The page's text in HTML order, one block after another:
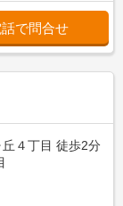
話で問合せ
４丁目 徒歩2分